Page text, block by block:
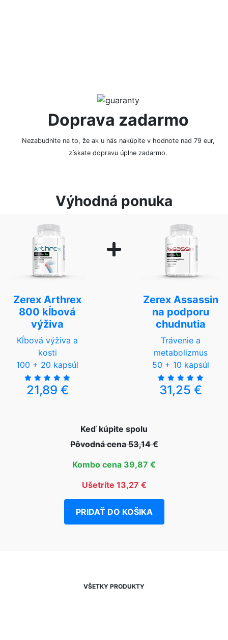
Doprava zadarmo
Nezabudnite na to, že ak u nás nakúpite v hodnote nad 79 eur,
získate dopravu úplne zadarmo.
Výhodná ponuka
Zerex Arthrex
800 kĺbová
výživa
Kĺbová výživa a
kosti
100 + 20 kapsúl
21,89 €
Zerex Assassin
na podporu
chudnutia
Trávenie a
metabolizmus
50 + 10 kapsúl
31,25 €
Keď kúpite spolu
Pôvodná cena 53,14 €
Kombo cena 39,87 €
Ušetríte 13,27 €
PRIDAŤ DO KOŠIKA
VŠETKY PRODUKTY